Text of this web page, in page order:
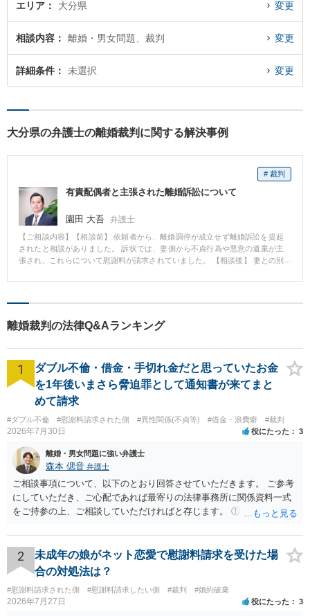
エリア 大分県 変更
相談内容 離婚・男女問題、裁判 変更
詳細条件 未選択 変更
大分県の弁護士の離婚裁判に関する解決事例
# 裁判
有責配偶者と主張された離婚訴訟について
園田 大吾 弁護士
【ご相談内容】【相談前】 依頼者から、離婚調停が成立せず離婚訴訟を提起
されたと相談がありました。 訴状では、妻側から不貞行為や悪意の遺棄が主
張され、これらについて慰謝料が請求されていました。 【相談後】 妻との別
あったことは認めましたが、婚姻関係が破綻していたと主張しました。 また
ついても、以前は会社経営者であったが、会社が破綻し、収入が大きく減っ
たことを主張しました。 その結果、請求金額から大きく減額された慰謝料で
交渉が婚姻関係が破綻した後になされたものであれば不法行為責任は負わな
いとされています。 不貞行為によって、夫婦の婚姻共同生活の平和の維持と
いう権利を侵害することが不法行為となる根拠となっていますので、夫婦の
婚姻関係が既に破綻していた場合には、原則として、保護する権利がないと
は、別居の事実や夫婦間で離婚に関する協議がなされていたことなどを主張
することになります。
離婚裁判の法律Q&Aランキング
1
ダブル不倫・借金・手切れ金だと思っていたお金
を1年後いまさら脅迫罪として通知書が来てまと
めて請求
#ダブル不倫 #慰謝料請求された側 #異性関係(不貞等) #借金・浪費癖 #裁判
2026年7月30日 役にたった 3
離婚・男女問題に強い弁護士
森本 偲音 弁護士
ご相談事項について、以下のとおり回答させていただきます。 ご参考
にしていただき、ご心配であれば最寄りの法律事務所に関係資料一式
をご持参の上、ご相談していただければと存じます。 ① このLINEの
される可能性はあるのか ⇒LINEを含む１００万円の貸付に至るまでの
やり取り等の経緯、誓約書の内容等を踏まえて、関係を清算するため
の 金銭であったと評価される可能性はあると考えます。 ② 「今後一
切関与しないなら100万円振り込む」というLINEや誓約書は、裁判上
どの程度証拠価値があるのか ⇒前後のやり取りや誓約書の具体的内容
を見ない限り、具体的な判断はできませんが、一定の証拠価値はある
2
未成年の娘がネット恋愛で慰謝料請求を受けた場
合の対処法は？
#慰謝料請求された側 #慰謝料請求したい側 #裁判 #婚約破棄
2026年7月27日 役にたった 3